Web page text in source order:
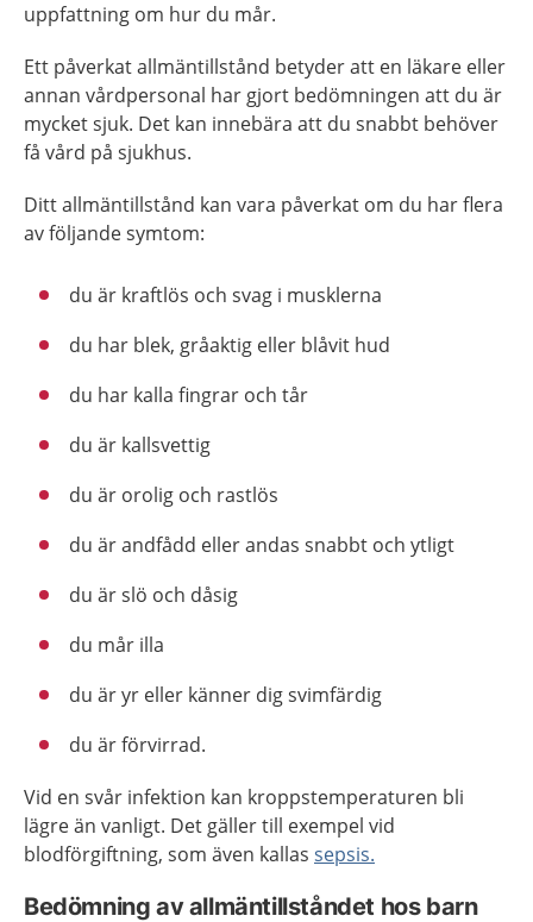
uppfattning om hur du mår.
Ett påverkat allmäntillstånd betyder att en läkare eller
annan vårdpersonal har gjort bedömningen att du är
mycket sjuk. Det kan innebära att du snabbt behöver
få vård på sjukhus.
Ditt allmäntillstånd kan vara påverkat om du har flera
av följande symtom:
du är kraftlös och svag i musklerna
du har blek, gråaktig eller blåvit hud
du har kalla fingrar och tår
du är kallsvettig
du är orolig och rastlös
du är andfådd eller andas snabbt och ytligt
du är slö och dåsig
du mår illa
du är yr eller känner dig svimfärdig
du är förvirrad.
Vid en svår infektion kan kroppstemperaturen bli
lägre än vanligt. Det gäller till exempel vid
blodförgiftning, som även kallas sepsis.
Bedömning av allmäntillståndet hos barn